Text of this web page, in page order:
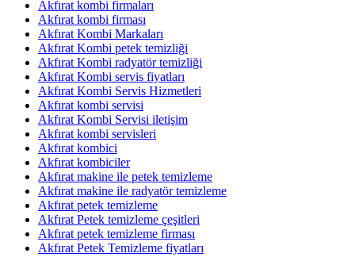
Akfırat kombi firmaları
Akfırat kombi firması
Akfırat Kombi Markaları
Akfırat Kombi petek temizliği
Akfırat Kombi radyatör temizliği
Akfırat Kombi servis fiyatları
Akfırat Kombi Servis Hizmetleri
Akfırat kombi servisi
Akfırat Kombi Servisi iletişim
Akfırat kombi servisleri
Akfırat kombici
Akfırat kombiciler
Akfırat makine ile petek temizleme
Akfırat makine ile radyatör temizleme
Akfırat petek temizleme
Akfırat Petek temizleme çeşitleri
Akfırat petek temizleme firması
Akfırat Petek Temizleme fiyatları